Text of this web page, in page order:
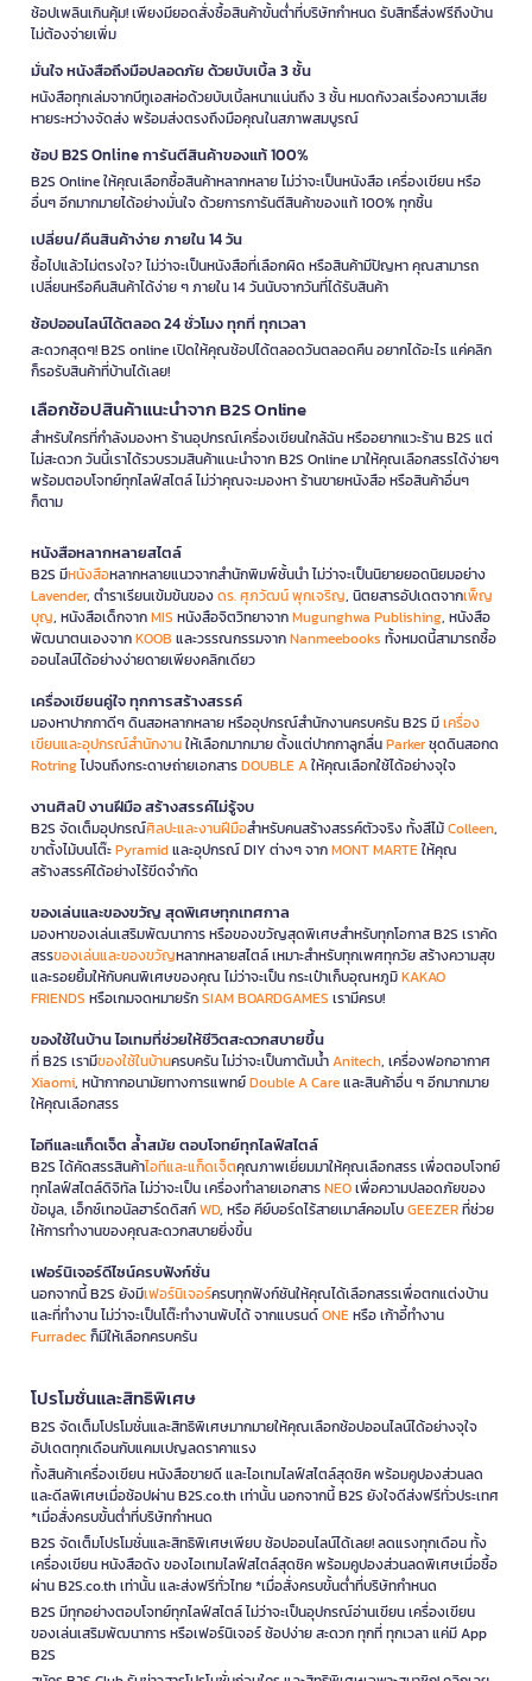
ช้อปเพลินเกินคุ้ม! เพียงมียอดสั่งซื้อสินค้าขั้นต่ำที่บริษัทกำหนด รับสิทธิ์ส่งฟรีถึงบ้าน
ไม่ต้องจ่ายเพิ่ม
มั่นใจ หนังสือถึงมือปลอดภัย ด้วยบับเบิ้ล 3 ชั้น
หนังสือทุกเล่มจากบีทูเอสห่อด้วยบับเบิ้ลหนาแน่นถึง 3 ชั้น หมดกังวลเรื่องความเสีย
หายระหว่างจัดส่ง พร้อมส่งตรงถึงมือคุณในสภาพสมบูรณ์
ช้อป B2S Online การันตีสินค้าของแท้ 100%
B2S Online ให้คุณเลือกซื้อสินค้าหลากหลาย ไม่ว่าจะเป็นหนังสือ เครื่องเขียน หรือ
อื่นๆ อีกมากมายได้อย่างมั่นใจ ด้วยการการันตีสินค้าของแท้ 100% ทุกชิ้น
เปลี่ยน/คืนสินค้าง่าย ภายใน 14 วัน
ซื้อไปแล้วไม่ตรงใจ? ไม่ว่าจะเป็นหนังสือที่เลือกผิด หรือสินค้ามีปัญหา คุณสามารถ
เปลี่ยนหรือคืนสินค้าได้ง่าย ๆ ภายใน 14 วันนับจากวันที่ได้รับสินค้า
ช้อปออนไลน์ได้ตลอด 24 ชั่วโมง ทุกที่ ทุกเวลา
สะดวกสุดๆ! B2S online เปิดให้คุณช้อปได้ตลอดวันตลอดคืน อยากได้อะไร แค่คลิก
ก็รอรับสินค้าที่บ้านได้เลย!
เลือกช้อปสินค้าแนะนำจาก B2S Online
สำหรับใครที่กำลังมองหา ร้านอุปกรณ์เครื่องเขียนใกล้ฉัน หรืออยากแวะร้าน B2S แต่
ไม่สะดวก วันนี้เราได้รวบรวมสินค้าแนะนำจาก B2S Online มาให้คุณเลือกสรรได้ง่ายๆ
พร้อมตอบโจทย์ทุกไลฟ์สไตล์ ไม่ว่าคุณจะมองหา ร้านขายหนังสือ หรือสินค้าอื่นๆ
ก็ตาม
หนังสือหลากหลายสไตล์
B2S มีหนังสือหลากหลายแนวจากสำนักพิมพ์ชั้นนำ ไม่ว่าจะเป็นนิยายยอดนิยมอย่าง
Lavender, ตำราเรียนเข้มข้นของดร. ศุภวัฒน์ พุกเจริญ, นิตยสารอัปเดตจากเพ็ญ
บุญ, หนังสือเด็กจากMIS หนังสือจิตวิทยาจากMugunghwa Publishing, หนังสือ
พัฒนาตนเองจากKOOB และวรรณกรรมจากNanmeebooks ทั้งหมดนี้สามารถซื้อ
ออนไลน์ได้อย่างง่ายดายเพียงคลิกเดียว
เครื่องเขียนคู่ใจ ทุกการสร้างสรรค์
มองหาปากกาดีๆ ดินสอหลากหลาย หรืออุปกรณ์สำนักงานครบครัน B2S มีเครื่อง
เขียนและอุปกรณ์สำนักงานให้เลือกมากมาย ตั้งแต่ปากกาลูกลื่นParkerชุดดินสอกด
Rotringไปจนถึงกระดาษถ่ายเอกสารDOUBLE Aให้คุณเลือกใช้ได้อย่างจุใจ
งานศิลป์ งานฝีมือ สร้างสรรค์ไม่รู้จบ
B2S จัดเต็มอุปกรณ์ศิลปะและงานฝีมือสำหรับคนสร้างสรรค์ตัวจริง ทั้งสีไม้Colleen,
ขาตั้งไม้บนโต๊ะPyramidและอุปกรณ์ DIY ต่างๆ จากMONT MARTEให้คุณ
สร้างสรรค์ได้อย่างไร้ขีดจำกัด
ของเล่นและของขวัญ สุดพิเศษทุกเทศกาล
มองหาของเล่นเสริมพัฒนาการ หรือของขวัญสุดพิเศษสำหรับทุกโอกาส B2S เราคัด
สรรของเล่นและของขวัญหลากหลายสไตล์ เหมาะสำหรับทุกเพศทุกวัย สร้างความสุข
และรอยยิ้มให้กับคนพิเศษของคุณ ไม่ว่าจะเป็น กระเป๋าเก็บอุณหภูมิKAKAO
FRIENDS หรือเกมจดหมายรักSIAM BOARDGAMES เรามีครบ!
ของใช้ในบ้าน ไอเทมที่ช่วยให้ชีวิตสะดวกสบายขึ้น
ที่ B2S เรามีของใช้ในบ้านครบครัน ไม่ว่าจะเป็นกาต้มน้ำAnitech, เครื่องฟอกอากาศ
Xiaomi, หน้ากากอนามัยทางการแพทย์Double A Careและสินค้าอื่น ๆ อีกมากมาย
ให้คุณเลือกสรร
ไอทีและแก็ดเจ็ต ล้ำสมัย ตอบโจทย์ทุกไลฟ์สไตล์
B2S ได้คัดสรรสินค้าไอทีและแก็ดเจ็ตคุณภาพเยี่ยมมาให้คุณเลือกสรร เพื่อตอบโจทย์
ทุกไลฟ์สไตล์ดิจิทัล ไม่ว่าจะเป็น เครื่องทำลายเอกสารNEOเพื่อความปลอดภัยของ
ข้อมูล, เอ็กซ์เทอนัลฮาร์ดดิสก์WD, หรือ คีย์บอร์ดไร้สายเมาส์คอมโบGEEZERที่ช่วย
ให้การทำงานของคุณสะดวกสบายยิ่งขึ้น
เฟอร์นิเจอร์ดีไซน์ครบฟังก์ชั่น
นอกจากนี้ B2S ยังมีเฟอร์นิเจอร์ครบทุกฟังก์ชันให้คุณได้เลือกสรรเพื่อตกแต่งบ้าน
และที่ทำงาน ไม่ว่าจะเป็นโต๊ะทำงานพับได้ จากแบรนด์ONEหรือ เก้าอี้ทำงาน
Furradecก็มีให้เลือกครบครัน
โปรโมชั่นและสิทธิพิเศษ
B2S จัดเต็มโปรโมชั่นและสิทธิพิเศษมากมายให้คุณเลือกช้อปออนไลน์ได้อย่างจุใจ
อัปเดตทุกเดือนกับแคมเปญลดราคาแรง
ทั้งสินค้าเครื่องเขียน หนังสือขายดี และไอเทมไลฟ์สไตล์สุดชิค พร้อมคูปองส่วนลด
และดีลพิเศษเมื่อช้อปผ่าน B2S.co.th เท่านั้น นอกจากนี้ B2S ยังใจดีส่งฟรีทั่วประเทศ
*เมื่อสั่งครบขั้นต่ำที่บริษัทกำหนด
B2S จัดเต็มโปรโมชั่นและสิทธิพิเศษเพียบ ช้อปออนไลน์ได้เลย! ลดแรงทุกเดือน ทั้ง
เครื่องเขียน หนังสือดัง ของไอเทมไลฟ์สไตล์สุดชิค พร้อมคูปองส่วนลดพิเศษเมื่อซื้อ
ผ่าน B2S.co.th เท่านั้น และส่งฟรีทั่วไทย *เมื่อสั่งครบขั้นต่ำที่บริษัทกำหนด
B2S มีทุกอย่างตอบโจทย์ทุกไลฟ์สไตล์ ไม่ว่าจะเป็นอุปกรณ์อ่านเขียน เครื่องเขียน
ของเล่นเสริมพัฒนาการ หรือเฟอร์นิเจอร์ ช้อปง่าย สะดวก ทุกที่ ทุกเวลา แค่มี App
B2S